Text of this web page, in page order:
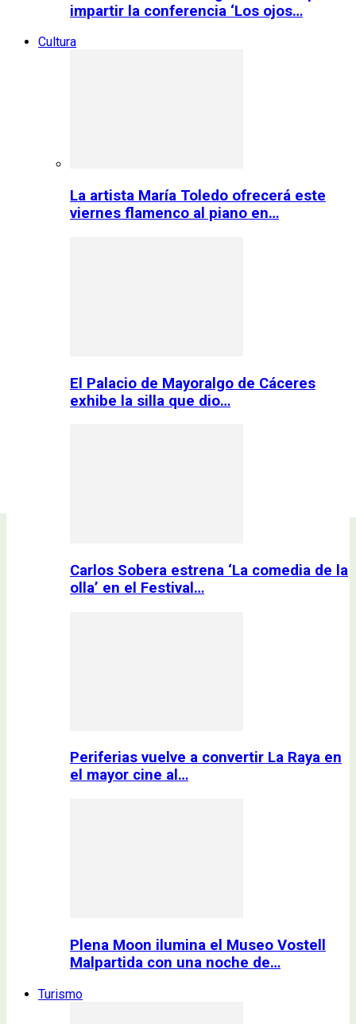
impartir la conferencia ‘Los ojos…
Cultura
La artista María Toledo ofrecerá este
viernes flamenco al piano en…
El Palacio de Mayoralgo de Cáceres
exhibe la silla que dio…
Carlos Sobera estrena ‘La comedia de la
olla’ en el Festival…
Periferias vuelve a convertir La Raya en
el mayor cine al…
Plena Moon ilumina el Museo Vostell
Malpartida con una noche de…
Turismo